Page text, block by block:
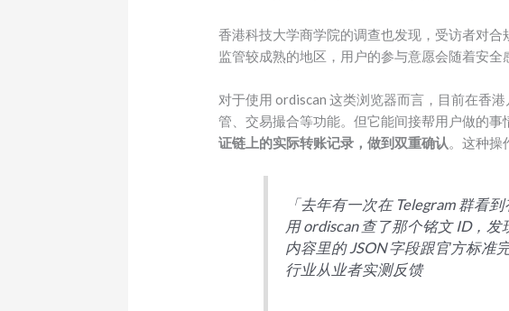
香港科技大学商学院的调查也发现，受访者对
监管较成熟的地区，用户的参与意愿会随着安全
对于使用 ordiscan 这类浏览器而言，目前在香
管、交易撮合等功能。但它能间接帮用户做的事
证链上的实际转账记录，做到双重确认 。这种操
「去年有一次在 Telegram 群看
用 ordiscan 查了那个铭文 ID，
内容里的 JSON 字段跟官方标
行业从业者实测反馈